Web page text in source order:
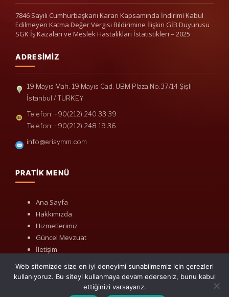
7846 Sayılı Cumhurbaşkanı Kararı Kapsamında İndirimi Kabul
Edilmeyen Katma Değer Vergisi Bildirimine İlişkin GİB Duyurusu
SGK İş Kazaları ve Meslek Hastalıkları İstatistikleri – 2025
ADRESIMIZ
19 Mayıs Mah. 19 Mayıs Cad. UBM Plaza No:37/14 Şişli
İstanbul / TURKEY
Telefon: +90(212) 240 33 39
Telefon: +90(212) 248 19 36
info@erisymm.com
PRATIK MENÜ
Ana Sayfa
Hakkımızda
Hizmetlerimiz
Güncel Mevzuat
İletişim
Web sitemizde size en iyi deneyimi sunabilmemiz için çerezleri
kullanıyoruz. Bu siteyi kullanmaya devam ederseniz, bunu kabul
ettiğinizi varsayarız.